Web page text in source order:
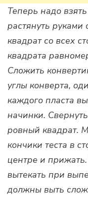
Теперь надо
растянуть руками
квадрат со всех
квадрата
Сложить
углы конверта,
каждого пласта
начинки.
ровный квадрат.
кончики теста в
центре и
вытекать при
должны выть